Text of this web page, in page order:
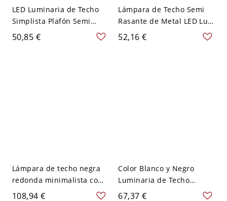
LED Luminaria de Techo
Simplista Plafón Semi
Rasante Metálico para
Pasillo - Negro 110 A 120
50,85 €
Lámpara de Techo Semi
Rasante de Metal LED Luz
de Techo Simplista para
Corredor - Negro 110 A
52,16 €
Lámpara de techo negra
redonda minimalista con
patrón de hojas, LED
108,94 €
Color Blanco y Negro
Luminaria de Techo
Acrílica Modernista Luz
67,37 €